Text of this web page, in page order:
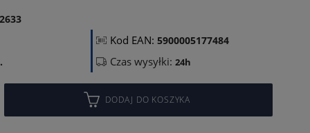
Kod EAN:5900005177484
Czas wysyłki:24h
DODAJ DO KOSZYKA